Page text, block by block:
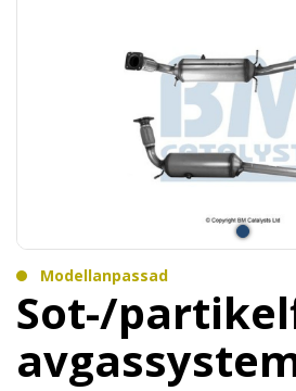
Modellanpassad
Sot-/